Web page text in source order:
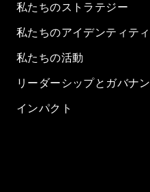
私たちのストラテジー
私たちのアイデンティティ
私たちの活動
リーダーシップとガバナ
インパクト